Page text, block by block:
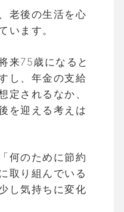
老後の生活を心
います。
来75歳になると
し、年金の支給
定されるなか、
を迎える考えは
何のために節約
取り組んでいる
し気持ちに変化